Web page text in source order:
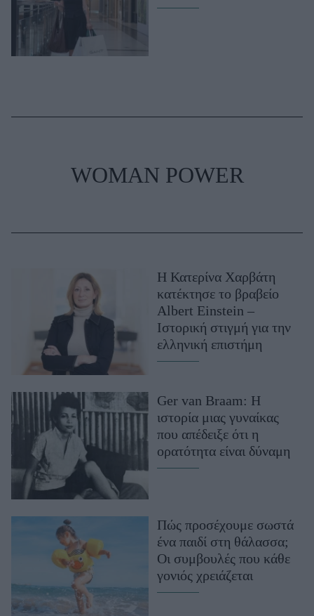
WOMAN POWER
Η Κατερίνα Χαρβάτη
κατέκτησε το βραβείο
Albert Einstein –
Ιστορική στιγμή για την
ελληνική επιστήμη
Ger van Braam: Η
ιστορία μιας γυναίκας
που απέδειξε ότι η
ορατότητα είναι δύναμη
Πώς προσέχουμε σωστά
ένα παιδί στη θάλασσα;
Οι συμβουλές που κάθε
γονιός χρειάζεται